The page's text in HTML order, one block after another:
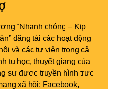
“Nhanh chóng – Kịp
đăng tải các hoạt động
và các tự viện trong cả
tu học, thuyết giảng của
sư được truyền hình trực
xã hội: Facebook,